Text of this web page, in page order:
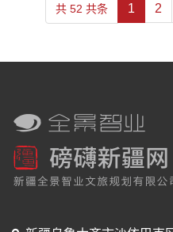
共 52 共条 1 2